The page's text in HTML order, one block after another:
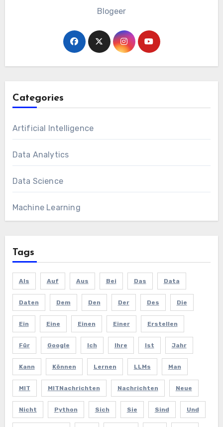
Blogeer
Categories
Artificial Intelligence
Data Analytics
Data Science
Machine Learning
Tags
Als Auf Aus Bei Das Data
Daten Dem Den Der Des Die
Ein Eine Einen Einer Erstellen
Für Google Ich Ihre Ist Jahr
Kann Können Lernen LLMs Man
MIT MITNachrichten Nachrichten Neue
Nicht Python Sich Sie Sind Und